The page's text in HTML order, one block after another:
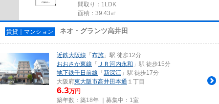
間取り：1LDK
面積：39.43㎡
賃貸｜マンション ネオ・グランツ高井田
近鉄大阪線 「布施 」駅 徒歩12分
おおさか東線 「 ＪＲ河内永和 」駅 徒歩15分
地下鉄千日前線 「新深江 」駅 徒歩17分
大阪府東大阪市高井田本通 １丁目
6.3万円
築年数：築18年 ｜募集中： 1室